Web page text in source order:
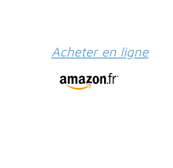
Acheter en ligne